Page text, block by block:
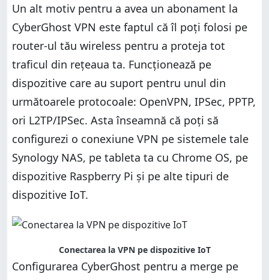
Un alt motiv pentru a avea un abonament la
CyberGhost VPN este faptul că îl poți folosi pe
router-ul tău wireless pentru a proteja tot
traficul din rețeaua ta. Funcționează pe
dispozitive care au suport pentru unul din
următoarele protocoale: OpenVPN, IPSec, PPTP,
ori L2TP/IPSec. Asta înseamnă că poți să
configurezi o conexiune VPN pe sistemele tale
Synology NAS, pe tableta ta cu Chrome OS, pe
dispozitive Raspberry Pi și pe alte tipuri de
dispozitive IoT.
Conectarea la VPN pe dispozitive IoT
Configurarea CyberGhost pentru a merge pe